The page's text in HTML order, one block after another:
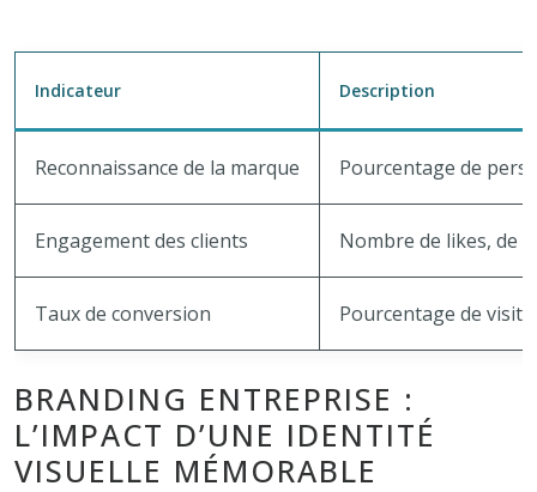
Indicateur Description
Reconnaissance de la marque Pourcentage de
Engagement des clients Nombre de likes, de
Taux de conversion Pourcentage de
BRANDING ENTREPRISE :
L’IMPACT D’UNE IDENTITÉ
VISUELLE MÉMORABLE